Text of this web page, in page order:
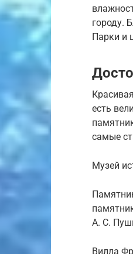
городу.
Парки и
есть
самые
Музей
А. С.
Вилла